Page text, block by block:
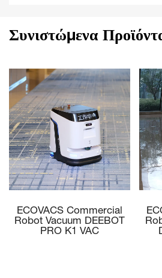
Συνιστώμενα
ECOVACS Commercial
Robotic Floor Scrubber
DEEBOT PRO M1